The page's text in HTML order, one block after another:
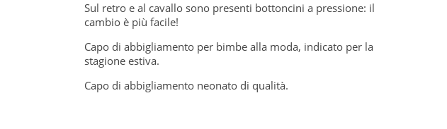
Sul retro e al cavallo sono presenti bottoncini a pressione: il
cambio è più facile!
Capo di abbigliamento per bimbe alla moda, indicato per la
stagione estiva.
Capo di abbigliamento neonato di qualità.